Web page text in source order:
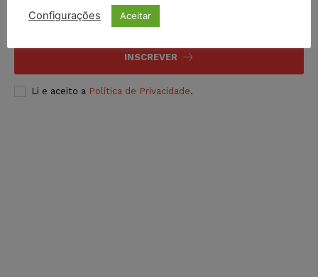
INSCREVER
Li e aceito a Política de Privacidade.
Configurações Aceitar